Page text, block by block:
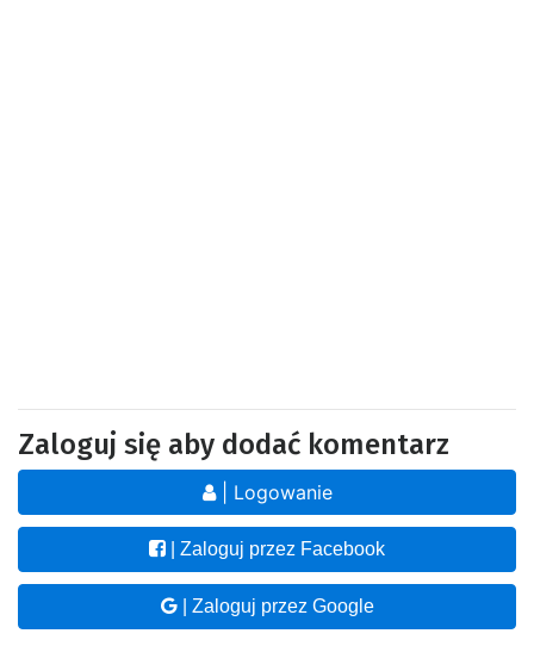
Zaloguj się aby dodać komentarz
| Logowanie
| Zaloguj przez Facebook
| Zaloguj przez Google